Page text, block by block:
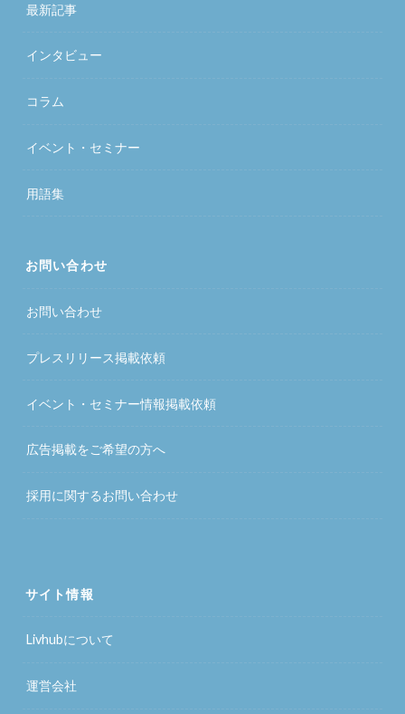
最新記事
インタビュー
コラム
イベント・セミナー
用語集
お問い合わせ
お問い合わせ
プレスリリース掲載依頼
イベント・セミナー情報掲載依頼
広告掲載をご希望の方へ
採用に関するお問い合わせ
サイト情報
Livhubについて
運営会社